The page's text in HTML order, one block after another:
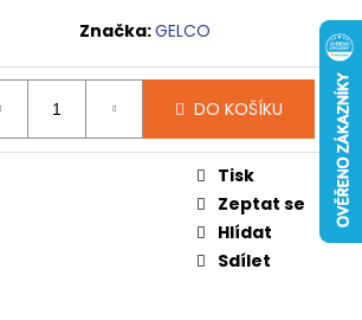
Značka:GELCO
DO KOŠÍKU
Tisk
Zeptat se
Hlídat
Sdílet